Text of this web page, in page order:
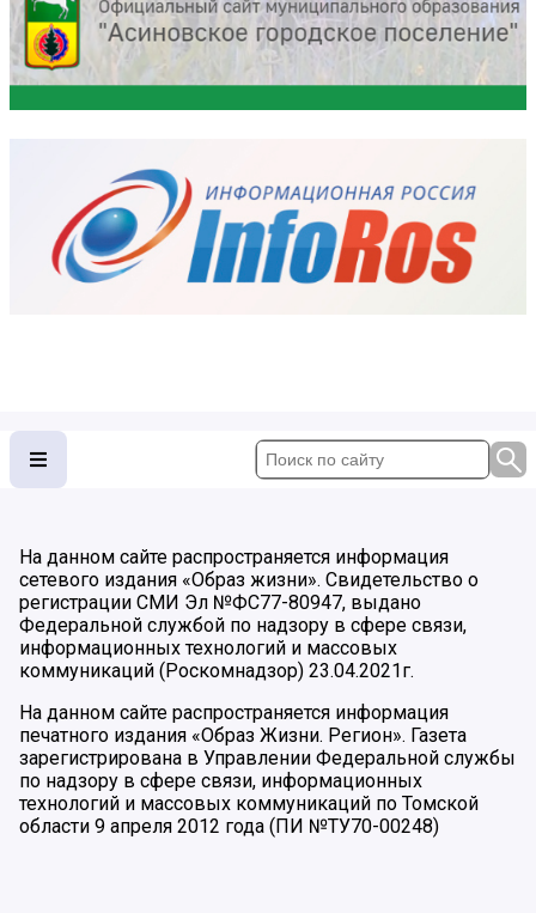
На данном сайте распространяется информация
сетевого издания «Образ жизни». Свидетельство о
регистрации СМИ Эл №ФС77-80947, выдано
Федеральной службой по надзору в сфере связи,
информационных технологий и массовых
коммуникаций (Роскомнадзор) 23.04.2021г.
На данном сайте распространяется информация
печатного издания «Образ Жизни. Регион». Газета
зарегистрирована в Управлении Федеральной службы
по надзору в сфере связи, информационных
технологий и массовых коммуникаций по Томской
области 9 апреля 2012 года (ПИ №ТУ70-00248)